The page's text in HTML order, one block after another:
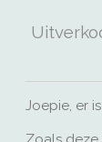
Joepie, er